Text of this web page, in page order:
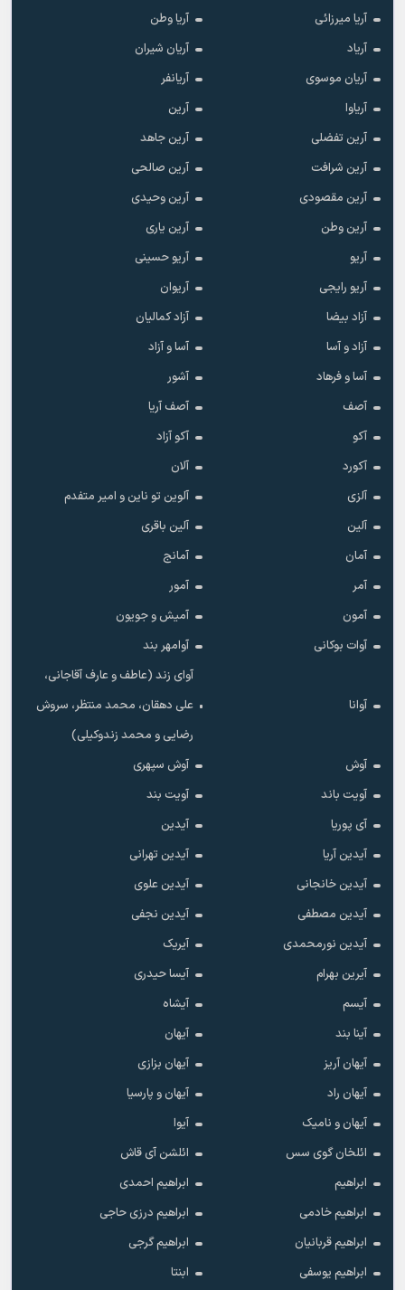
آریا میرزائی
آریا وطن
آریاد
آریان شیران
آریان موسوی
آریانفر
آریاوا
آرین
آرین تفضلی
آرین جاهد
آرین شرافت
آرین صالحی
آرین مقصودی
آرین وحیدی
آرین وطن
آرین یاری
آریو
آریو حسینی
آریو رایجی
آریوان
آزاد بیضا
آزاد کمالیان
آزاد و آسا
آسا و آزاد
آسا و فرهاد
آشور
آصف
آصف آریا
آکو
آکو آزاد
آکورد
آلان
آلزی
آلوین تو ناین و امیر متفدم
آلین
آلین باقری
آمان
آمانج
آمر
آمور
آمون
آمیش و جویون
آوات بوکانی
آوامهر بند
آوانا
آوای زند (عاطف و عارف آقاجانی،
علی دهقان، محمد منتظر، سروش
رضایی و محمد زندوکیلی)
آوش
آوش سپهری
آویت باند
آویت بند
آی پوریا
آیدین
آیدین آریا
آیدین تهرانی
آیدین خانجانی
آیدین علوی
آیدین مصطفی
آیدین نجفی
آیدین نورمحمدی
آیریک
آیرین بهرام
آیسا حیدری
آیسم
آیشاه
آینا بند
آیهان
آیهان آریز
آیهان بزازی
آیهان راد
آیهان و پارسیا
آیهان و نامیک
آیوا
ائلخان گوی سس
ائلشن آی قاش
ابراهیم
ابراهیم احمدی
ابراهیم خادمی
ابراهیم درزی حاجی
ابراهیم قربانیان
ابراهیم گرجی
ابراهیم یوسفی
ابنتا